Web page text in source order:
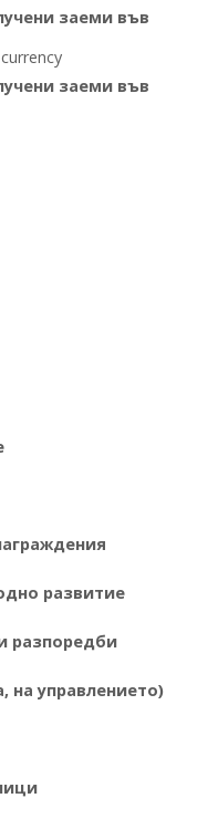
заеми във
заеми във
развитие
разпоредби
на управлението)